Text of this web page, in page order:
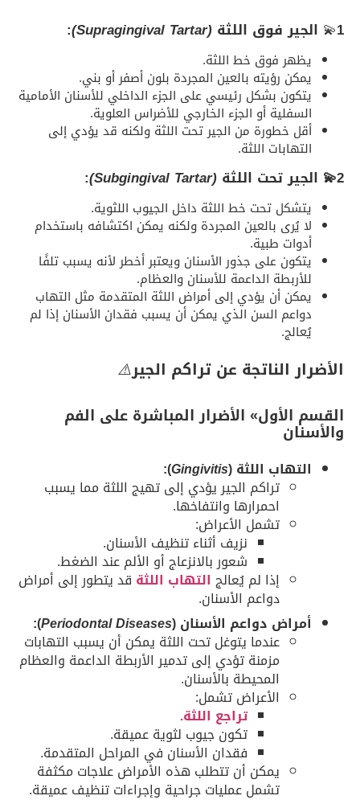
1
💫 الجير فوق اللثة (Supragingival Tartar)
:
يظهر فوق خط اللثة.
يمكن رؤيته بالعين المجردة بلون أصفر أو بني.
يتكون بشكل رئيسي على الجزء الداخلي للأسنان الأمامية
السفلية أو الجزء الخارجي للأضراس العلوية.
أقل خطورة من الجير تحت اللثة ولكنه قد يؤدي إلى
التهابات اللثة.
2💫 الجير تحت اللثة (Subgingival Tartar)
:
يتشكل تحت خط اللثة داخل الجيوب اللثوية.
لا يُرى بالعين المجردة ولكنه يمكن اكتشافه باستخدام
أدوات طبية.
يتكون على جذور الأسنان ويعتبر أخطر لأنه يسبب تلفًا
للأربطة الداعمة للأسنان والعظام.
يمكن أن يؤدي إلى أمراض اللثة المتقدمة مثل التهاب
دواعم السن الذي يمكن أن يسبب فقدان الأسنان إذا لم
يُعالج.
الأضرار الناتجة عن تراكم الجير⚠️
القسم الأول» الأضرار المباشرة على الفم
والأسنان
التهاب اللثة (Gingivitis
):
تراكم الجير يؤدي إلى تهيج اللثة مما يسبب
احمرارها وانتفاخها.
تشمل الأعراض:
نزيف أثناء تنظيف الأسنان.
شعور بالانزعاج أو الألم عند الضغط.
إذا لم يُعالج التهاب اللثة قد يتطور إلى أمراض
دواعم الأسنان.
أمراض دواعم الأسنان (Periodontal Diseases
):
عندما يتوغل تحت اللثة يمكن أن يسبب التهابات
مزمنة تؤدي إلى تدمير الأربطة الداعمة والعظام
المحيطة بالأسنان.
الأعراض تشمل:
تراجع اللثة.
تكون جيوب لثوية عميقة.
فقدان الأسنان في المراحل المتقدمة.
يمكن أن تتطلب هذه الأمراض علاجات مكثفة
تشمل عمليات جراحية وإجراءات تنظيف عميقة.